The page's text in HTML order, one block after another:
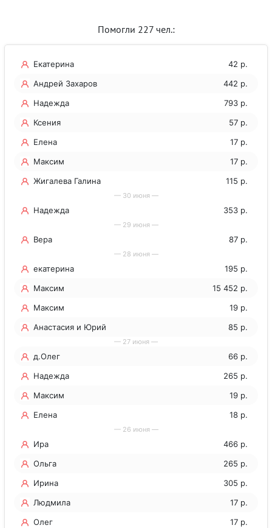
Помогли 227 чел.:
Екатерина
42 р.
Андрей Захаров
442 р.
Надежда
793 р.
Ксения
57 р.
Елена
17 р.
Максим
17 р.
Жигалева Галина
115 р.
— 30 июня —
Надежда 353 р.
— 29 июня —
Вера 87 р.
— 28 июня —
екатерина
195 р.
Максим
15 452 р.
Максим
19 р.
Анастасия и Юрий
85 р.
— 27 июня —
д.Олег
66 р.
Надежда
265 р.
Максим
19 р.
Елена
18 р.
— 26 июня —
Ира
466 р.
Ольга
265 р.
Ирина
305 р.
Людмила
17 р.
Олег
17 р.